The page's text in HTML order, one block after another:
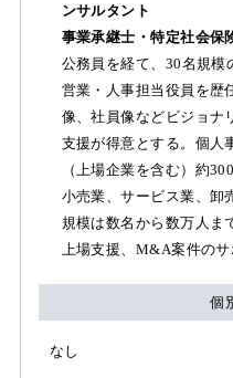
ンサルタント
事業承継士・特定社会保
公務員を経て、30名規模
営業・人事担当役員を歴
像、社員像などビジョナ
支援が得意とする。個人
（上場企業を含む）約
小売業、サービス業、卸
規模は数名から数万人ま
上場支援、M&A案件のサ
個
なし